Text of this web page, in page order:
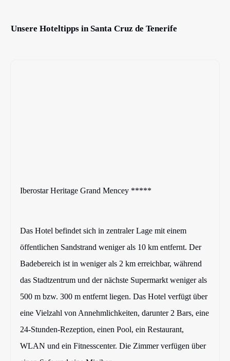
Unsere Hoteltipps in Santa Cruz de Tenerife
Iberostar Heritage Grand Mencey *****
Das Hotel befindet sich in zentraler Lage mit einem
öffentlichen Sandstrand weniger als 10 km entfernt. Der
Badebereich ist in weniger als 2 km erreichbar, während
das Stadtzentrum und der nächste Supermarkt weniger als
500 m bzw. 300 m entfernt liegen. Das Hotel verfügt über
eine Vielzahl von Annehmlichkeiten, darunter 2 Bars, eine
24-Stunden-Rezeption, einen Pool, ein Restaurant,
WLAN und ein Fitnesscenter. Die Zimmer verfügen über